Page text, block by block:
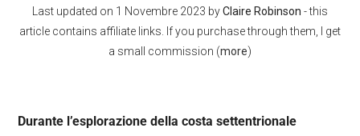
Last updated on 1 Novembre 2023 byClaire Robinson - this
article contains affiliate links. If you purchase through them, I get
a small commission (more)
Durante l’esplorazione della costa settentrionale